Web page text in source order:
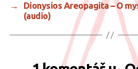
→
Dionysios Areopagita – O
(audio)